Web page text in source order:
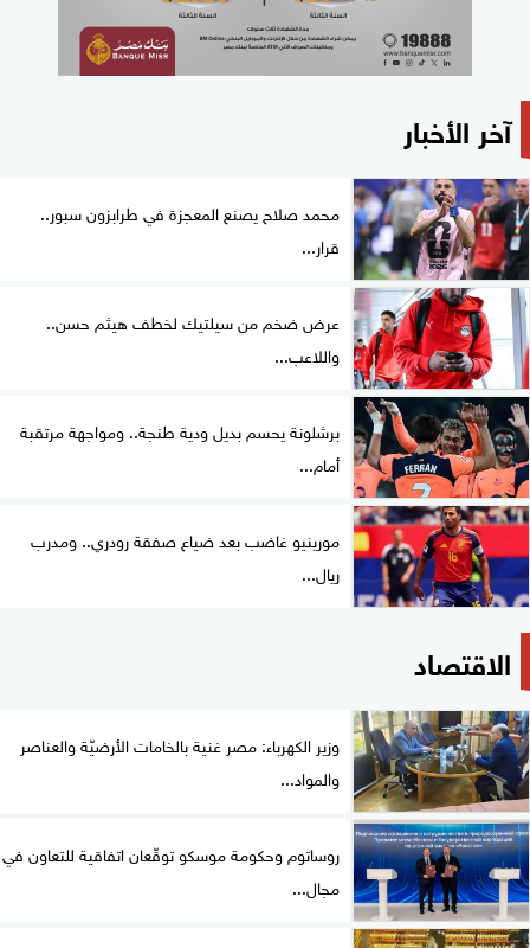
آخر الأخبار
محمد صلاح يصنع المعجزة في طرابزون سبور..
قرار...
عرض ضخم من سيلتيك لخطف هيثم حسن..
واللاعب...
برشلونة يحسم بديل ودية طنجة.. ومواجهة مرتقبة
أمام...
مورينيو غاضب بعد ضياع صفقة رودري.. ومدرب
ريال...
الاقتصاد
وزير الكهرباء: مصر غنية بالخامات الأرضيّة والعناصر
والمواد...
روساتوم وحكومة موسكو توقّعان اتفاقية للتعاون في
مجال...